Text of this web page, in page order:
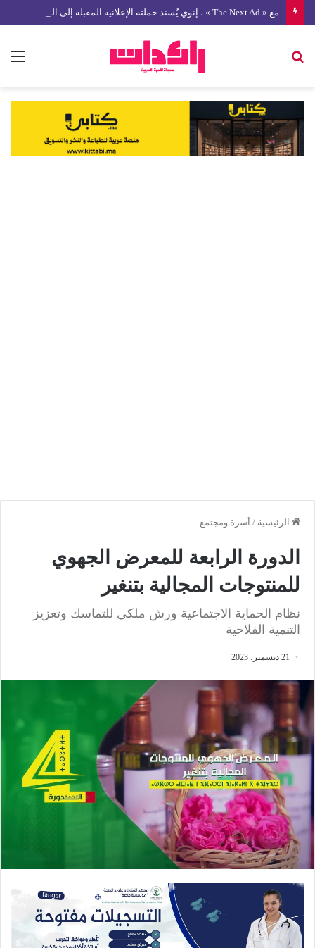
الرئيسية / أسرة ومجتمع
الدورة الرابعة للمعرض الجهوي
للمنتوجات المجالية بتنغير
نظام الحماية الاجتماعية ورش ملكي للتماسك وتعزيز
التنمية الفلاحية
21 ديسمبر، 2023